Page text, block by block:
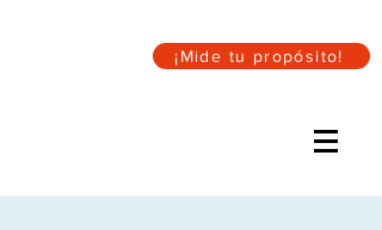
¡Mide tu propósito!